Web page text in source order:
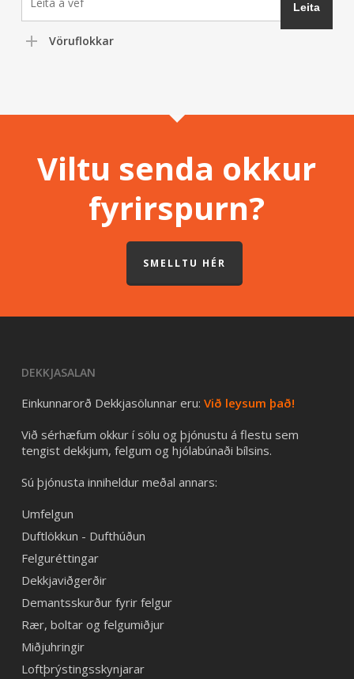
Vöruflokkar
Viltu senda okkur
fyrirspurn?
SMELLTU HÉR
DEKKJASALAN
Einkunnarorð Dekkjasölunnar eru: Við leysum það!
Við sérhæfum okkur í sölu og þjónustu á flestu sem
tengist dekkjum, felgum og hjólabúnaði bílsins.
Sú þjónusta inniheldur meðal annars:
Umfelgun
Duftlökkun - Dufthúðun
Felguréttingar
Dekkjaviðgerðir
Demantsskurður fyrir felgur
Rær, boltar og felgumiðjur
Miðjuhringir
Loftþrýstingsskynjarar